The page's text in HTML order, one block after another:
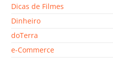
Dicas de Filmes
Dinheiro
doTerra
e-Commerce